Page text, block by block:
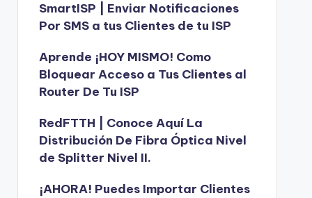
SmartISP | Enviar Notificaciones
Por SMS a tus Clientes de tu ISP
Aprende ¡HOY MISMO! Como
Bloquear Acceso a Tus Clientes al
Router De Tu ISP
RedFTTH | Conoce Aquí La
Distribución De Fibra Óptica Nivel
de Splitter Nivel II.
¡AHORA! Puedes Importar Clientes